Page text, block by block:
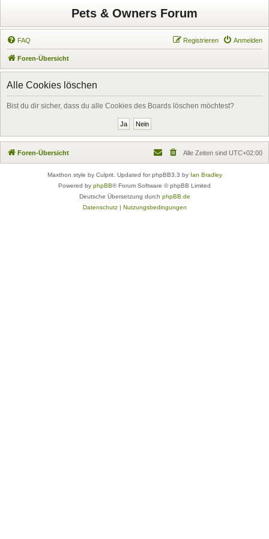
Pets & Owners Forum
FAQ Anmelden
Registrieren
Foren-Übersicht
Alle Cookies löschen
Bist du dir sicher, dass du alle Cookies des Boards löschen möchtest?
Foren-Übersicht Alle Zeiten sind UTC+02:00
Maxthon style by Culprit. Updated for phpBB3.3 by Ian Bradley
Powered by phpBB® Forum Software © phpBB Limited
Deutsche Übersetzung durch phpBB.de
Datenschutz| Nutzungsbedingungen